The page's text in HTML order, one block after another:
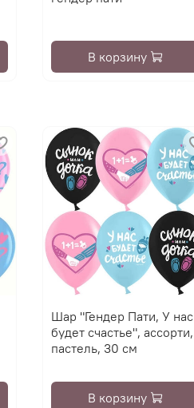
В корзину
Шар "Гендер Пати, У нас
будет счастье", ассорти,
пастель, 30 см
В корзину